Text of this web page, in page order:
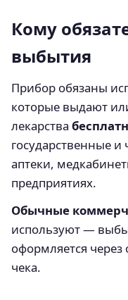
Кому
выбытия
Прибор обязаны
которые выдают
лекарства
государственные
аптеки,
предприятиях.
Обычные
используют —
оформляется
чека.